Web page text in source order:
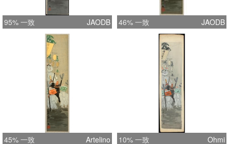
95% 一致 JAODB 46% 一致 JAODB
45% 一致 Artelino 10% 一致 Ohmi